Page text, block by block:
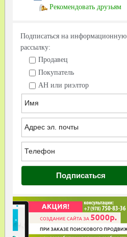
Рекомендовать друзьям
Подписаться на информационную
рассылку:
Продавец
Покупатель
АН или риэлтор